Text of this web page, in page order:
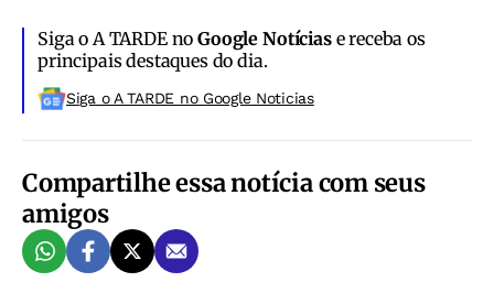
Siga o A TARDE noGoogle Notíciase receba os
principais destaques do dia.
Siga o A TARDE no Google Noticias
Compartilhe essa notícia com seus
amigos